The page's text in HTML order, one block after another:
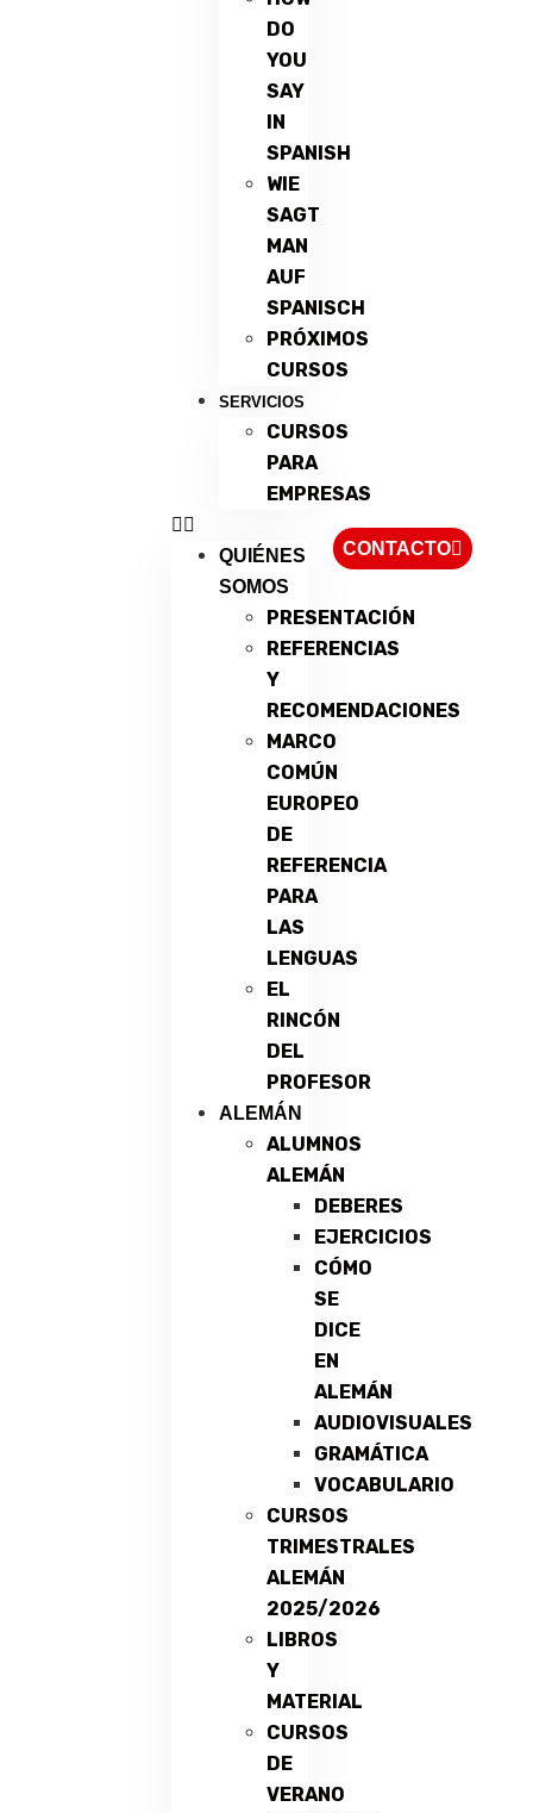
DO
YOU
SAY
IN
SPANISH
WIE
SAGT
MAN
AUF
SPANISCH
PRÓXIMOS
CURSOS
SERVICIOS
CURSOS
PARA
EMPRESAS
QUIÉNES
SOMOS
PRESENTACIÓN
REFERENCIAS
Y
RECOMENDACIONES
MARCO
COMÚN
EUROPEO
DE
REFERENCIA
PARA
LAS
LENGUAS
EL
RINCÓN
DEL
PROFESOR
ALEMÁN
ALUMNOS
ALEMÁN
DEBERES
EJERCICIOS
CÓMO
SE
DICE
EN
ALEMÁN
AUDIOVISUALES
GRAMÁTICA
VOCABULARIO
CURSOS
TRIMESTRALES
ALEMÁN
2025/2026
LIBROS
Y
MATERIAL
CURSOS
DE
VERANO
CONTACTO